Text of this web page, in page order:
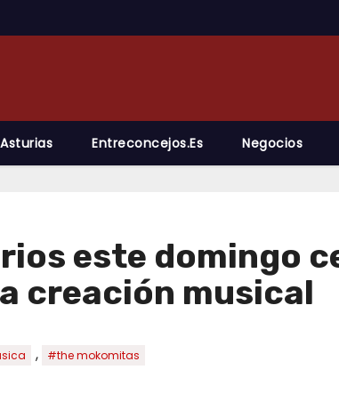
Asturias Entreconcejos.es Negocios
este domingo
creación musical
, #the mokomitas